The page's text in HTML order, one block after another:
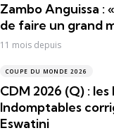
Zambo Anguissa :
de faire un grand
11 mois depuis
COUPE DU MONDE 2026
CDM 2026 (Q) : les
Indomptables
Eswatini